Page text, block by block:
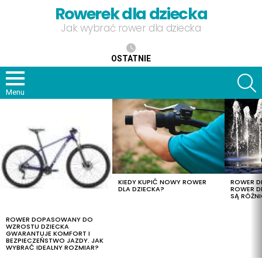
Rowerek dla dziecka
Jak wybrać rower dla dziecka
OSTATNIE
Menu
ROWER DOPASOWANY DO
WZROSTU DZIECKA
GWARANTUJE KOMFORT I
BEZPIECZEŃSTWO JAZDY. JAK
WYBRAĆ IDEALNY ROZMIAR?
KIEDY KUPIĆ NOWY ROWER
DLA DZIECKA?
ROWER
ROWER
SĄ